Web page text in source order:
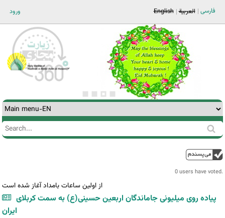
ورود فارسی العربية English
Search
Search
0 users have voted.
از اولین ساعات بامداد آغاز شده است
پیاده ‌روی میلیونی جاماندگان اربعین حسینی(ع) به سمت کربلای
ایران